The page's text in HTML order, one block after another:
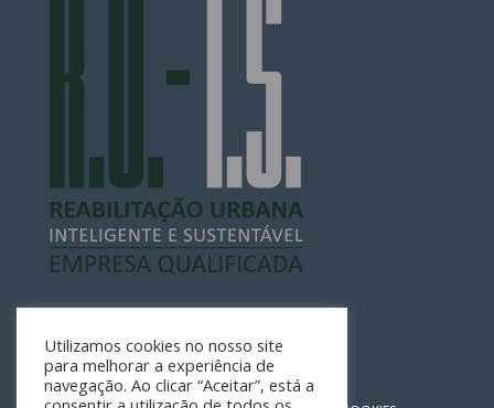
Utilizamos cookies no nosso site
para melhorar a experiência de
navegação. Ao clicar “Aceitar”, está a